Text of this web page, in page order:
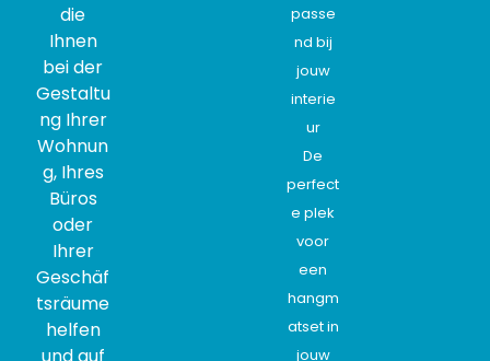
die
Ihnen
bei der
Gestaltu
ng Ihrer
Wohnun
g, Ihres
Büros
oder
Ihrer
Geschäf
tsräume
helfen
passe
nd bij
jouw
interie
ur
De
perfect
e plek
voor
een
hangm
atset in
jouw